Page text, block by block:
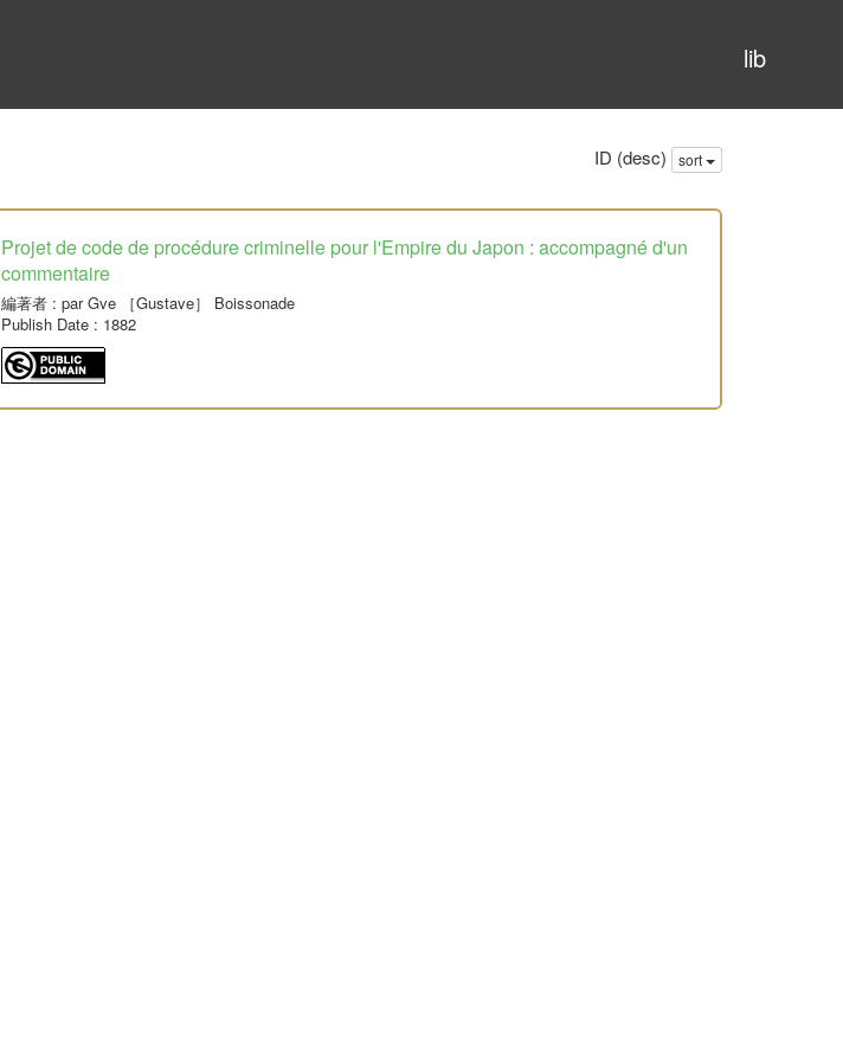
lib
ID (desc) sort
Projet de code de procédure criminelle pour l'Empire du Japon : accompagné d'un
commentaire
編著者: par Gve ［Gustave］ Boissonade
Publish Date: 1882